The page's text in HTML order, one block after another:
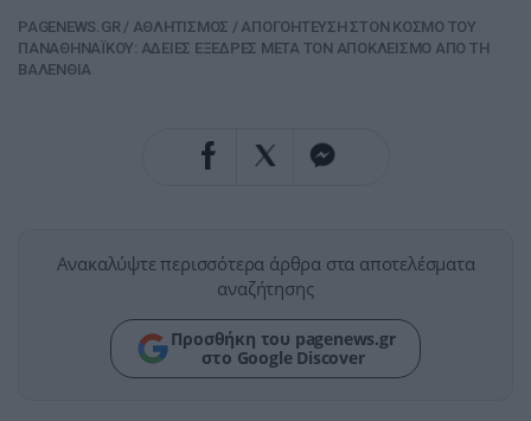
PAGENEWS.GR / ΑΘΛΗΤΙΣΜΟΣ / ΑΠΟΓΟΗΤΕΥΣΗ ΣΤΟΝ ΚΟΣΜΟ ΤΟΥ
ΠΑΝΑΘΗΝΑΪΚΟΥ: ΑΔΕΙΕΣ ΕΞΕΔΡΕΣ ΜΕΤΑ ΤΟΝ ΑΠΟΚΛΕΙΣΜΟ ΑΠΟ ΤΗ
ΒΑΛΕΝΘΙΑ
Ανακαλύψτε περισσότερα άρθρα στα αποτελέσματα
αναζήτησης
Προσθήκη του pagenews.gr
στο Google Discover